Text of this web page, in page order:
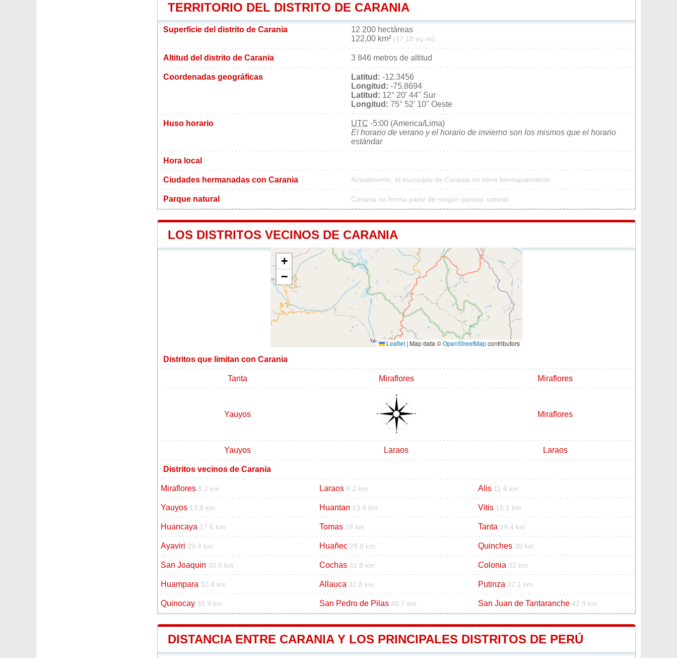
TERRITORIO DEL DISTRITO DE CARANIA
Superficie del distrito de Carania
12 200 hectáreas
122,00 km² (47,10 sq mi)
Altitud del distrito de Carania 3 846 metros de altitud
Coordenadas geográficas Latitud: -12.3456
Longitud: -75.8694
Latitud: 12° 20' 44'' Sur
Longitud: 75° 52' 10'' Oeste
Huso horario UTC -5:00 (America/Lima)
El horario de verano y el horario de invierno son los mismos que el horario
estándar
Hora local
Ciudades hermanadas con Carania Actualmente, el municipio de Carania no tiene hermanamiento
Parque natural Carania no forma parte de ningún parque natural
LOS DISTRITOS VECINOS DE CARANIA
+
−
Leaflet | Map data ©OpenStreetMapcontributors
Distritos que limitan con Carania
Tanta Miraflores Miraflores
Yauyos Miraflores
Yauyos Laraos Laraos
Distritos vecinos de Carania
Miraflores 8.2 km Laraos 9.2 km Alis 11.6 km
Yauyos 13.8 km Huantan 13.9 km Vitis 15.1 km
Huancaya 17.6 km Tomas 18 km Tanta 29.4 km
Ayaviri 29.4 km Huañec 29.8 km Quinches 30 km
San Joaquin 30.9 km Cochas 31.8 km Colonia 32 km
Huampara 32.4 km Allauca 32.8 km Putinza 37.1 km
Quinocay 38.9 km San Pedro de Pilas 40.7 km San Juan de Tantaranche 42.9 km
DISTANCIA ENTRE CARANIA Y LOS PRINCIPALES DISTRITOS DE PERÚ